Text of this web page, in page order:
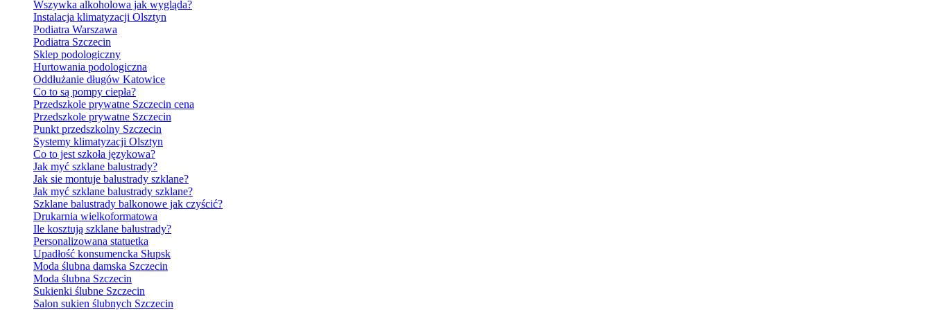
Wszywka alkoholowa jak wygląda?
Instalacja klimatyzacji Olsztyn
Podiatra Warszawa
Podiatra Szczecin
Sklep podologiczny
Hurtowania podologiczna
Oddłużanie długów Katowice
Co to są pompy ciepła?
Przedszkole prywatne Szczecin cena
Przedszkole prywatne Szczecin
Punkt przedszkolny Szczecin
Systemy klimatyzacji Olsztyn
Co to jest szkoła językowa?
Jak myć szklane balustrady?
Jak sie montuje balustrady szklane?
Jak myć szklane balustrady szklane?
Szklane balustrady balkonowe jak czyścić?
Drukarnia wielkoformatowa
Ile kosztują szklane balustrady?
Personalizowana statuetka
Upadłość konsumencka Słupsk
Moda ślubna damska Szczecin
Moda ślubna Szczecin
Sukienki ślubne Szczecin
Salon sukien ślubnych Szczecin